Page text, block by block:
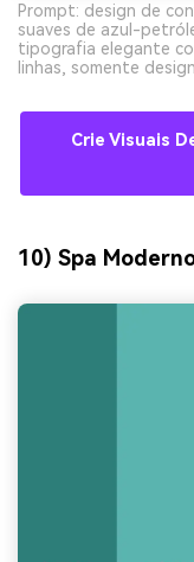
Prompt: design de
suaves de azul-
tipografia elegante
linhas, somente
Crie Visuais
10) Spa